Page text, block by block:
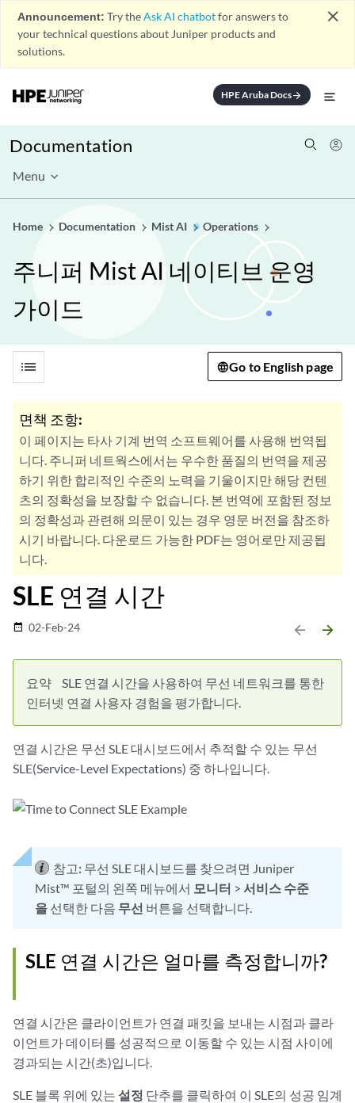
Announcement: Try theAsk AI chatbotfor answers to
your technical questions about Juniper products and
solutions.
close
HPE Aruba Docsarrow_forward
Documentation
Menu
Home Documentation Mist AI Operations
주니퍼 Mist AI 네이티브 운영
가이드
list Go to English page
면책 조항:
이 페이지는 타사 기계 번역 소프트웨어를 사용해 번역됩
니다. 주니퍼 네트웍스에서는 우수한 품질의 번역을 제공
하기 위한 합리적인 수준의 노력을 기울이지만 해당 컨텐
츠의 정확성을 보장할 수 없습니다. 본 번역에 포함된 정보
의 정확성과 관련해 의문이 있는 경우 영문 버전을 참조하
시기 바랍니다. 다운로드 가능한 PDF는 영어로만 제공됩
니다.
SLE 연결 시간
date_range 02-Feb-24 arrow_backward arrow_forward
요약
SLE 연결 시간을 사용하여 무선 네트워크를 통한
인터넷 연결 사용자 경험을 평가합니다.
연결 시간은 무선 SLE 대시보드에서 추적할 수 있는 무선
SLE(Service-Level Expectations) 중 하나입니다.
참고: 무선 SLE 대시보드를 찾으려면 Juniper
Mist™ 포털의 왼쪽 메뉴에서 모니터 > 서비스 수준
을 선택한 다음 무선 버튼을 선택합니다.
SLE 연결 시간은 얼마를 측정합니까?
연결 시간은 클라이언트가 연결 패킷을 보내는 시점과 클라
이언트가 데이터를 성공적으로 이동할 수 있는 시점 사이에
경과되는 시간(초)입니다.
SLE 블록 위에 있는 설정 단추를 클릭하여 이 SLE의 성공 임계